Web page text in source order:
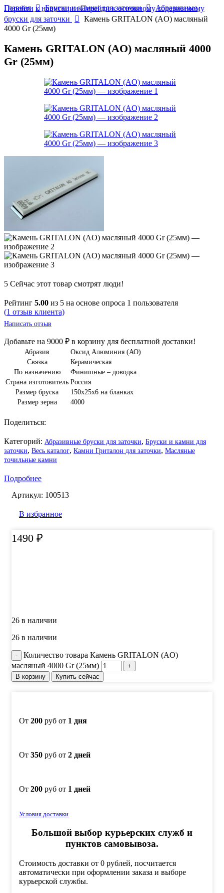
Перейти к навигацииПерейти к основному содержимому
Главная Бруски и камни для заточки
Абразивные
бруски для заточки
Камень GRITALON (AO) масляный
4000 Gr (25мм)
Камень GRITALON (AO) масляный 4000
Gr (25мм)
5 Сейчас этот товар смотрят люди!
Рейтинг 5.00 из 5 на основе опроса 1 пользователя
(1 отзыв клиента)
Написать отзыв
Добавьте на 9000 ₽ в корзину для бесплатной доставки!
Абразив
Оксид Алюминия (АО)
Связка
Керамическая
По назначению
Финишные – доводка
Страна изготовитель Россия
Размер бруска
150х25х6 на бланках
Размер зерна
4000
Поделиться:
Категорий: Абразивные бруски для заточки, Бруски и камни для
заточки, Весь каталог, Камни Гриталон для заточки, Масляные
точильные камни
Подробнее
Артикул: 100513
В избранное
1490 ₽
26 в наличии
26 в наличии
Количество товара Камень GRITALON (AO)
масляный 4000 Gr (25мм)
В корзину Купить сейчас
От 200 руб от 1 дня
От 350 руб от 2 дней
От 200 руб от 1 дней
Условия доставки
Большой выбор курьерских служб и
пунктов самовывоза.
Стоимость доставки от 0 рублей, посчитается
автоматически при оформлении заказа и выборе
курьерской службы.